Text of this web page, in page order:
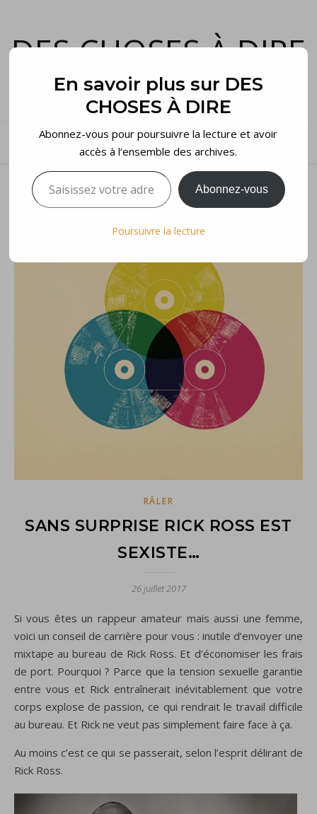
DES CHOSES À DIRE
et voilà…
RÂLER
SANS SURPRISE RICK ROSS EST
SEXISTE…
26 juillet 2017
Si vous êtes un rappeur amateur mais aussi une femme,
voici un conseil de carrière pour vous : inutile d’envoyer une
mixtape au bureau de Rick Ross. Et d’économiser les frais
de port. Pourquoi ? Parce que la tension sexuelle garantie
entre vous et Rick entraînerait inévitablement que votre
corps explose de passion, ce qui rendrait le travail difficile
au bureau. Et Rick ne veut pas simplement faire face à ça.
Au moins c’est ce qui se passerait, selon l’esprit délirant de
Rick Ross.
En savoir plus sur DES
CHOSES À DIRE
Abonnez-vous pour poursuivre la lecture et avoir
accès à l’ensemble des archives.
Saisissez votre adresse e-mail…
Abonnez-vous
Poursuivre la lecture